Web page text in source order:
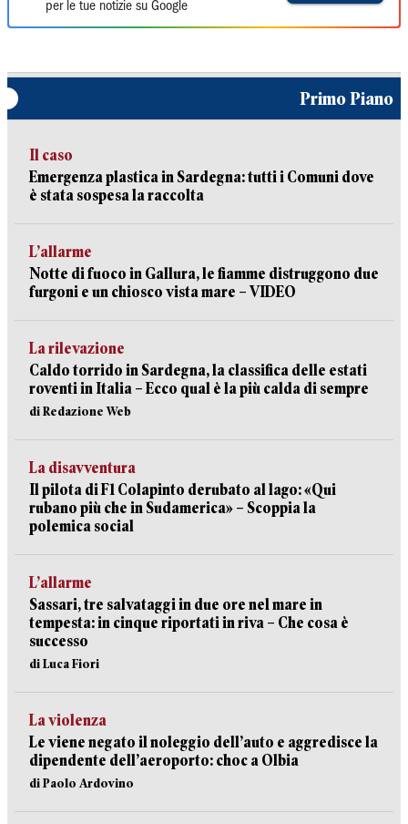
per le tue notizie su Google
Primo Piano
Il caso
Emergenza plastica in Sardegna: tutti i Comuni dove
è stata sospesa la raccolta
L’allarme
Notte di fuoco in Gallura, le fiamme distruggono due
furgoni e un chiosco vista mare – VIDEO
La rilevazione
Caldo torrido in Sardegna, la classifica delle estati
roventi in Italia – Ecco qual è la più calda di sempre
di Redazione Web
La disavventura
Il pilota di F1 Colapinto derubato al lago: «Qui
rubano più che in Sudamerica» – Scoppia la
polemica social
L’allarme
Sassari, tre salvataggi in due ore nel mare in
tempesta: in cinque riportati in riva – Che cosa è
successo
di Luca Fiori
La violenza
Le viene negato il noleggio dell’auto e aggredisce la
dipendente dell’aeroporto: choc a Olbia
di Paolo Ardovino